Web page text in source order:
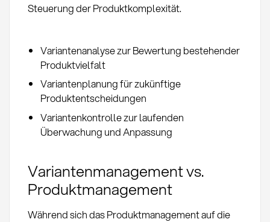
Steuerung der Produktkomplexität.
Variantenanalyse zur Bewertung bestehender
Produktvielfalt
Variantenplanung für zukünftige
Produktentscheidungen
Variantenkontrolle zur laufenden
Überwachung und Anpassung
Variantenmanagement vs.
Produktmanagement
Während sich das Produktmanagement auf die